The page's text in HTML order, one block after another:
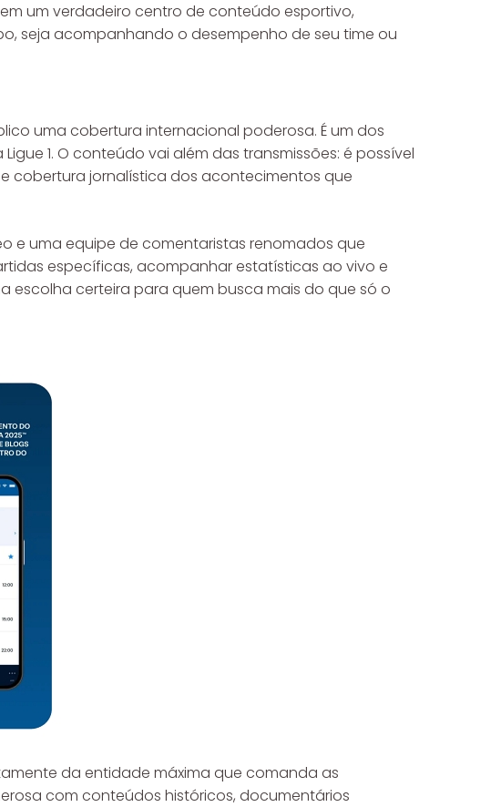
um verdadeiro centro de conteúdo esportivo,
seja acompanhando o desempenho de seu time ou
uma cobertura internacional poderosa. É um dos
1. O conteúdo vai além das transmissões: é possível
cobertura jornalística dos acontecimentos que
e uma equipe de comentaristas renomados que
específicas, acompanhar estatísticas ao vivo e
escolha certeira para quem busca mais do que só o
da entidade máxima que comanda as
com conteúdos históricos, documentários